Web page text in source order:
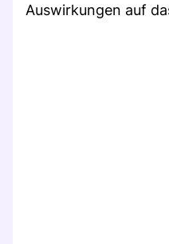
Auswirkungen auf